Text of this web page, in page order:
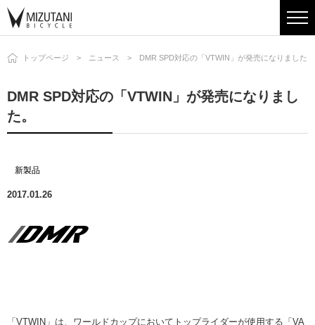
トップページ ニュース DMR SPD対応の「VTWIN」が発売になりました。
DMR SPD対応の「VTWIN」が発売になりまし
た。
新製品
2017.01.26
「VTWIN」は、ワールドカップにおいてトップライダーが使用する「VA